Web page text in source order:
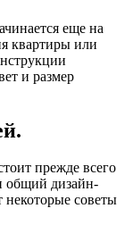
еще на
квартиры или
и размер
прежде всего
общий дизайн-
советы